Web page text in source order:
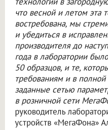
что весной и летом эта
востребована, мы
и убедиться в
производителя до
года в лаборатории
50 образцов, и те,
требованиям и в
заданные сетью
в розничной сети
руководитель
устройств «МегаФона»